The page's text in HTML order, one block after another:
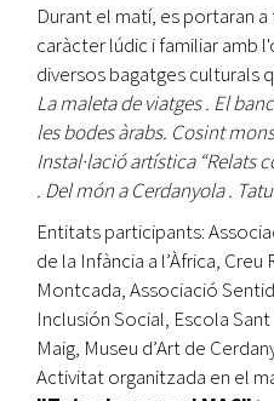
Durant el matí, es portaran
caràcter lúdic i familiar amb
diversos bagatges culturals
La maleta de viatges . El
les bodes àrabs. Cosint
Instal·lació artística “Relats
. Del món a Cerdanyola .
Entitats participants:
de la Infància a l’Àfrica,
Montcada, Associació
Inclusión Social, Escola
Maig, Museu d’Art de
Activitat organitzada en el